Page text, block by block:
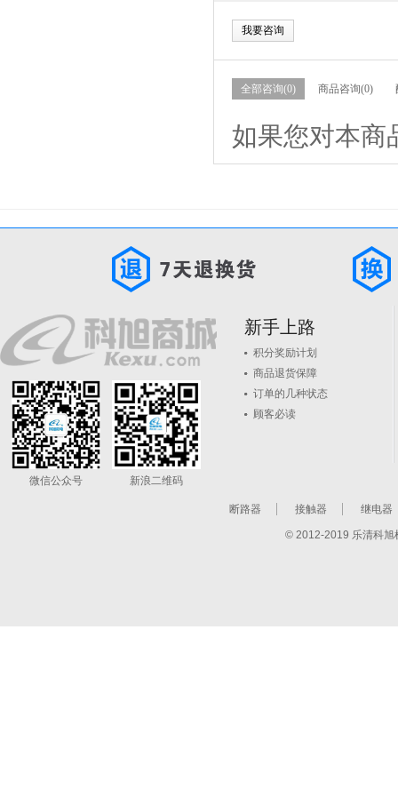
我要咨询
全部咨询(0) 商品咨询(0)
如果您对本商
微信公众号 新浪二维码
新手上路
积分奖励计划
商品退货保障
订单的几种状态
顾客必读
断路器 接触器 继电器
© 2012-2019 乐清科旭